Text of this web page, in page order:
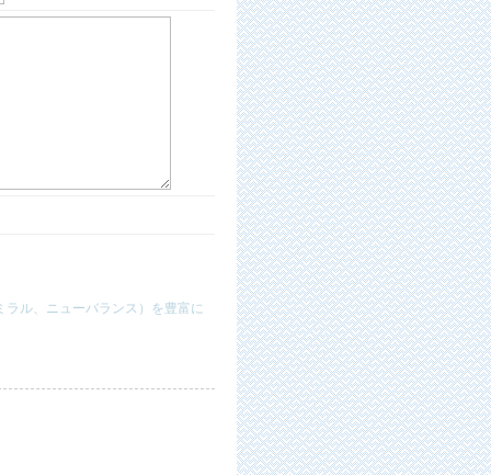
ル、ニューバランス）を豊富に